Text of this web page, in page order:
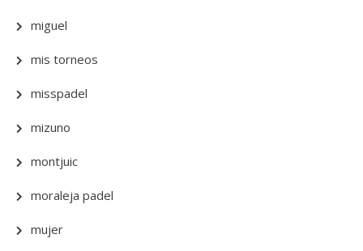
miguel
mis torneos
misspadel
mizuno
montjuic
moraleja padel
mujer